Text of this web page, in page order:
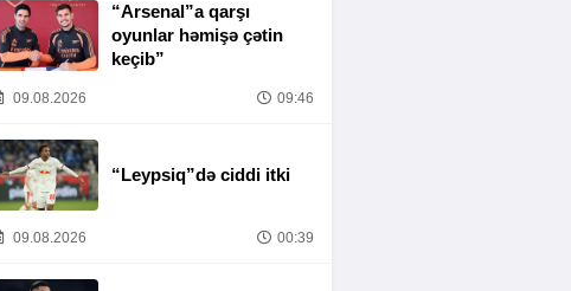
“Arsenal”a qarşı
oyunlar həmişə çətin
keçib”
09.08.2026 09:46
“Leypsiq”də ciddi itki
09.08.2026 00:39